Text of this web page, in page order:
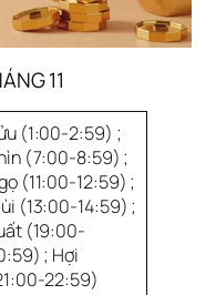
11
(1:00-2:59) ;
(7:00-8:59) ;
(11:00-12:59) ;
(13:00-14:59) ;
(19:00-
; Hợi
22:59)